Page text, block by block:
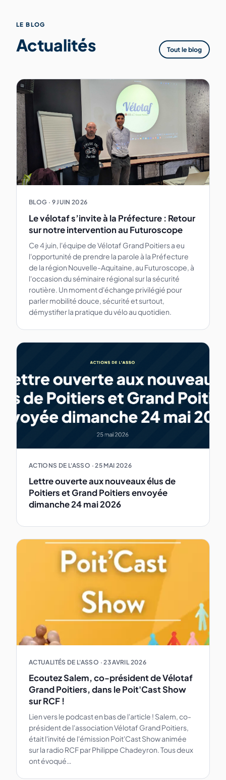
LE BLOG
Actualités Tout le blog
BLOG · 9 JUIN 2026
Le vélotaf s’invite à la Préfecture : Retour
sur notre intervention au Futuroscope
Ce 4 juin, l'équipe de Vélotaf Grand Poitiers a eu
l'opportunité de prendre la parole à la Préfecture
de la région Nouvelle-Aquitaine, au Futuroscope, à
l'occasion du séminaire régional sur la sécurité
routière. Un moment d'échange privilégié pour
parler mobilité douce, sécurité et surtout,
démystifier la pratique du vélo au quotidien.
ACTIONS DE L'ASSO ·25 MAI 2026
Lettre ouverte aux nouveaux élus de
Poitiers et Grand Poitiers envoyée
dimanche 24 mai 2026
ACTUALITÉS DE L'ASSO ·23 AVRIL 2026
Ecoutez Salem, co-président de Vélotaf
Grand Poitiers, dans le Poit'Cast Show
sur RCF !
Lien vers le podcast en bas de l'article ! Salem, co-
président de l'association Vélotaf Grand Poitiers,
était l'invité de l'émission Poit'Cast Show animée
sur la radio RCF par Philippe Chadeyron. Tous deux
ont évoqué…